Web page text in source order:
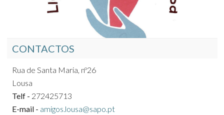
CONTACTOS
Rua de Santa Maria, nº26
Lousa
Telf - 272425713
E-mail - amigos.lousa@sapo.pt